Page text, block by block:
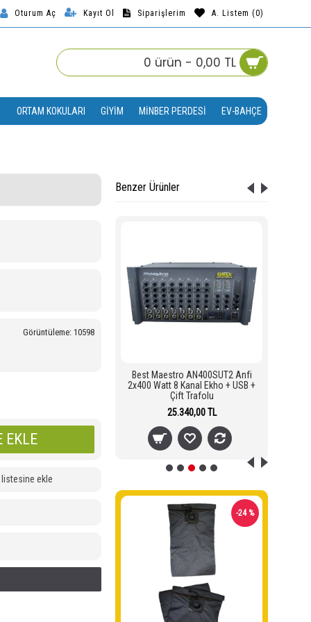
Oturum Aç Kayıt Ol Siparişlerim A. Listem (0)
0 ürün - 0,00 TL
ORTAM KOKULARI GIYIM MINBER PERDESI EV-BAHÇE
Benzer Ürünler
Best Maestro AN400SUT2 Anfi
2x400 Watt 8 Kanal Ekho + USB +
Çift Trafolu
25.340,00 TL
-24 %
Görüntüleme: 10598
EKLE
listesine ekle